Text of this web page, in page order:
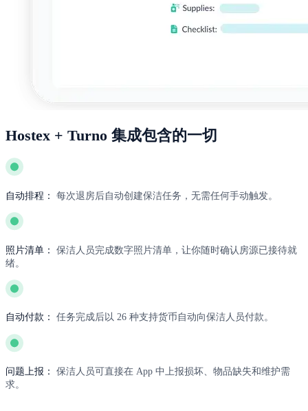
Hostex + Turno 集成包含的一切
自动排程： 每次退房后自动创建保洁任务，无需任何手动触发。
照片清单：
保洁人员完成数字照片清单，让你随时确认房源已接待就
绪。
自动付款： 任务完成后以 26 种支持货币自动向保洁人员付款。
问题上报：
保洁人员可直接在 App 中上报损坏、物品缺失和维护需
求。